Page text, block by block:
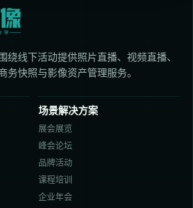
绕线下活动提供照片直播、视频直播、
务快照与影像资产管理服务。
场景解决方案
展会展览
峰会论坛
品牌活动
课程培训
企业年会